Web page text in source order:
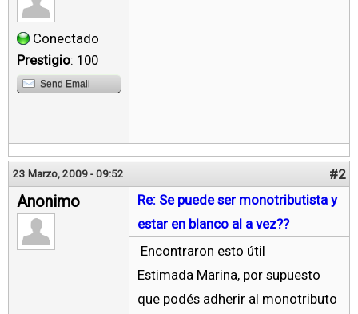
Conectado
Prestigio: 100
Send Email
23 Marzo, 2009 - 09:52 #2
Anonimo
Re: Se puede ser monotributista y
estar en blanco al a vez??
Encontraron esto útil
Estimada Marina, por supuesto
que podés adherir al monotributo